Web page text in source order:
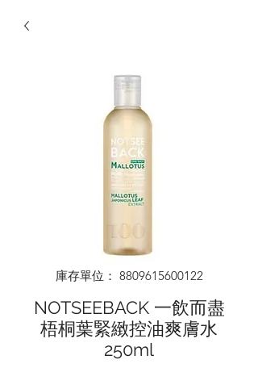
庫存單位： 8809615600122
NOTSEEBACK 一飲而盡
梧桐葉緊緻控油爽膚水
250ml